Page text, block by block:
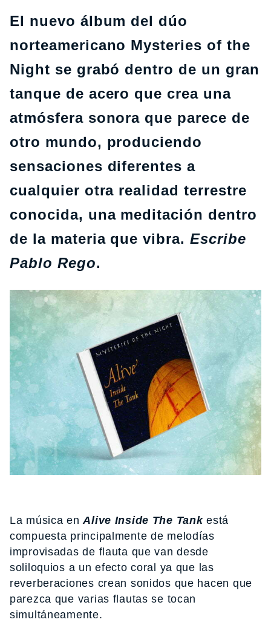
El nuevo álbum del dúo
norteamericano Mysteries of the
Night se grabó dentro de un gran
tanque de acero que crea una
atmósfera sonora que parece de
otro mundo, produciendo
sensaciones diferentes a
cualquier otra realidad terrestre
conocida, una meditación dentro
de la materia que vibra.Escribe
Pablo Rego.
La música enAlive Inside The Tankestá
compuesta principalmente de melodías
improvisadas de flauta que van desde
soliloquios a un efecto coral ya que las
reverberaciones crean sonidos que hacen que
parezca que varias flautas se tocan
simultáneamente.